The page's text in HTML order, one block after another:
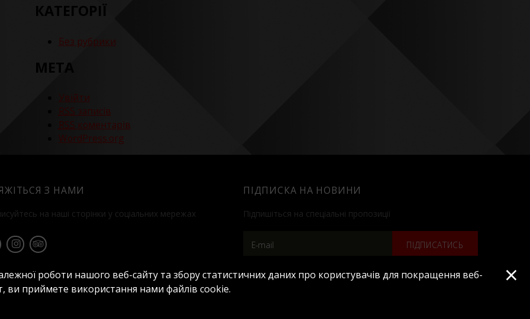
КАТЕГОРІЇ
Без рубрики
МЕТА
Увійти
RSS записів
RSS коментарів
WordPress.org
З НАМИ
на наші сторінки у соціальних мережах
ПІДПИСКА НА НОВИНИ
Підпишіться на спеціальні пропозиції
ПІДПИСАТИСЬ
×
роботи нашого веб-сайту та збору статистичних даних про користувачів для покращення веб-
приймете використання нами файлів cookie.